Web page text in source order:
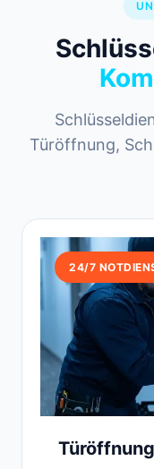
Türöffnung,
24/7